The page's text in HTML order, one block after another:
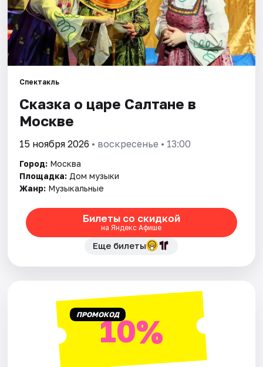
Экскурсии
Спорт
События
Города
Площадки
Рейтинги
Спектакль
Сказка о царе Салтане в
Москве
15 ноября 2026 • воскресенье • 13:00
Город: Москва
Площадка: Дом музыки
Жанр: Музыкальные
Билеты со скидкой
на Яндекс Афише
Еще билеты
ПРОМОКОД10%